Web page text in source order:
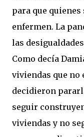
para que
enfermen. La
las
Como decía
viviendas que no
decidieron
seguir
viviendas y no